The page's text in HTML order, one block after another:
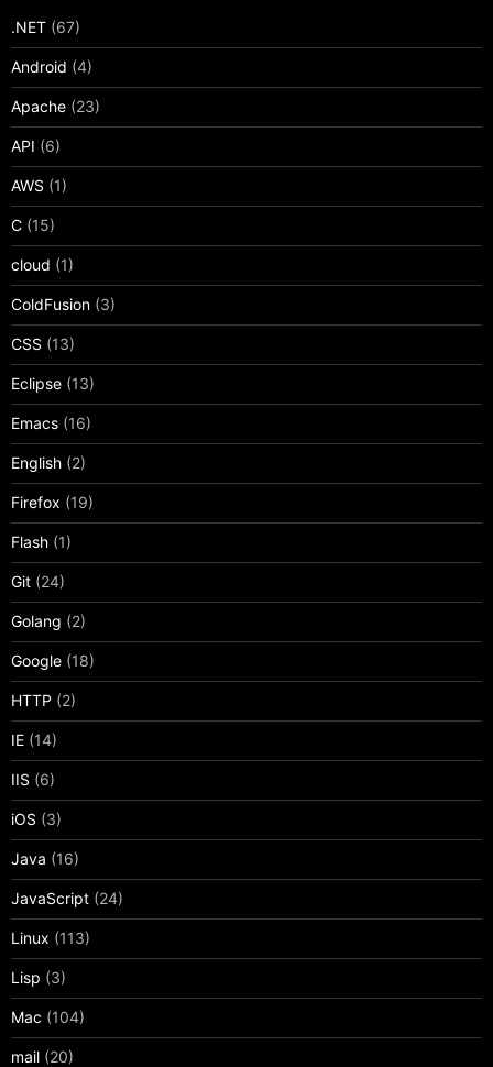
.NET (67)
Android (4)
Apache (23)
API (6)
AWS (1)
C (15)
cloud (1)
ColdFusion (3)
CSS (13)
Eclipse (13)
Emacs (16)
English (2)
Firefox (19)
Flash (1)
Git (24)
Golang (2)
Google (18)
HTTP (2)
IE (14)
IIS (6)
iOS (3)
Java (16)
JavaScript (24)
Linux (113)
Lisp (3)
Mac (104)
mail (20)